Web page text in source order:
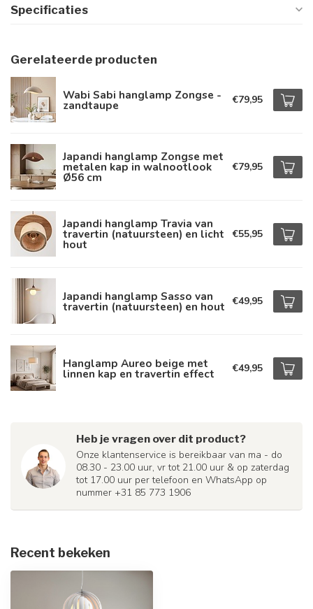
Specificaties
Gerelateerde producten
Wabi Sabi hanglamp Zongse -
zandtaupe €79,95
Japandi hanglamp Zongse met
metalen kap in walnootlook
Ø56 cm
€79,95
Japandi hanglamp Travia van
travertin (natuursteen) en licht
hout
€55,95
Japandi hanglamp Sasso van
travertin (natuursteen) en hout €49,95
Hanglamp Aureo beige met
linnen kap en travertin effect €49,95
Heb je vragen over dit product?
Onze klantenservice is bereikbaar van ma - do
08.30 - 23.00 uur, vr tot 21.00 uur & op zaterdag
tot 17.00 uur per telefoon en WhatsApp op
nummer +31 85 773 1906
Recent bekeken